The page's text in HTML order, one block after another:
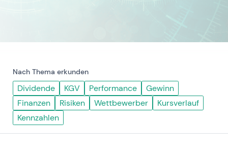
Nach Thema erkunden
Dividende KGV Performance
Gewinn
Finanzen
Risiken Wettbewerber
Kursverlauf
Kennzahlen